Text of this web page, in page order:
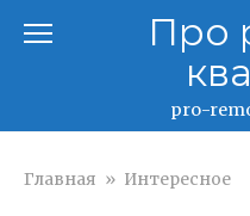
Про
pro-
Главная » Интересное